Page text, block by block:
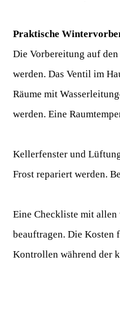
Praktische
Die Vorbereitung auf
werden. Das Ventil im
Räume mit
werden. Eine
Kellerfenster und
Frost repariert werden.
Eine Checkliste mit
beauftragen. Die Kosten
Kontrollen während der